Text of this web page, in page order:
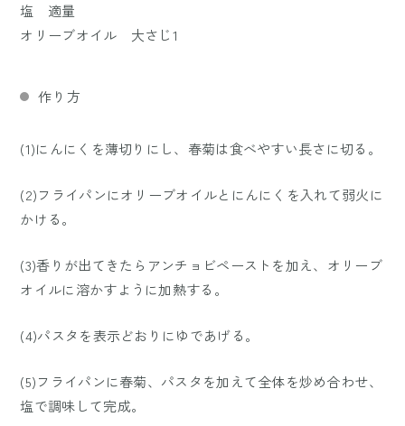
塩 適量
オリーブオイル 大さじ1
作り方
(1)にんにくを薄切りにし、春菊は食べやすい長さに切る。
(2)フライパンにオリーブオイルとにんにくを入れて弱火に
かける。
(3)香りが出てきたらアンチョビペーストを加え、オリーブ
オイルに溶かすように加熱する。
(4)パスタを表示どおりにゆであげる。
(5)フライパンに春菊、パスタを加えて全体を炒め合わせ、
塩で調味して完成。